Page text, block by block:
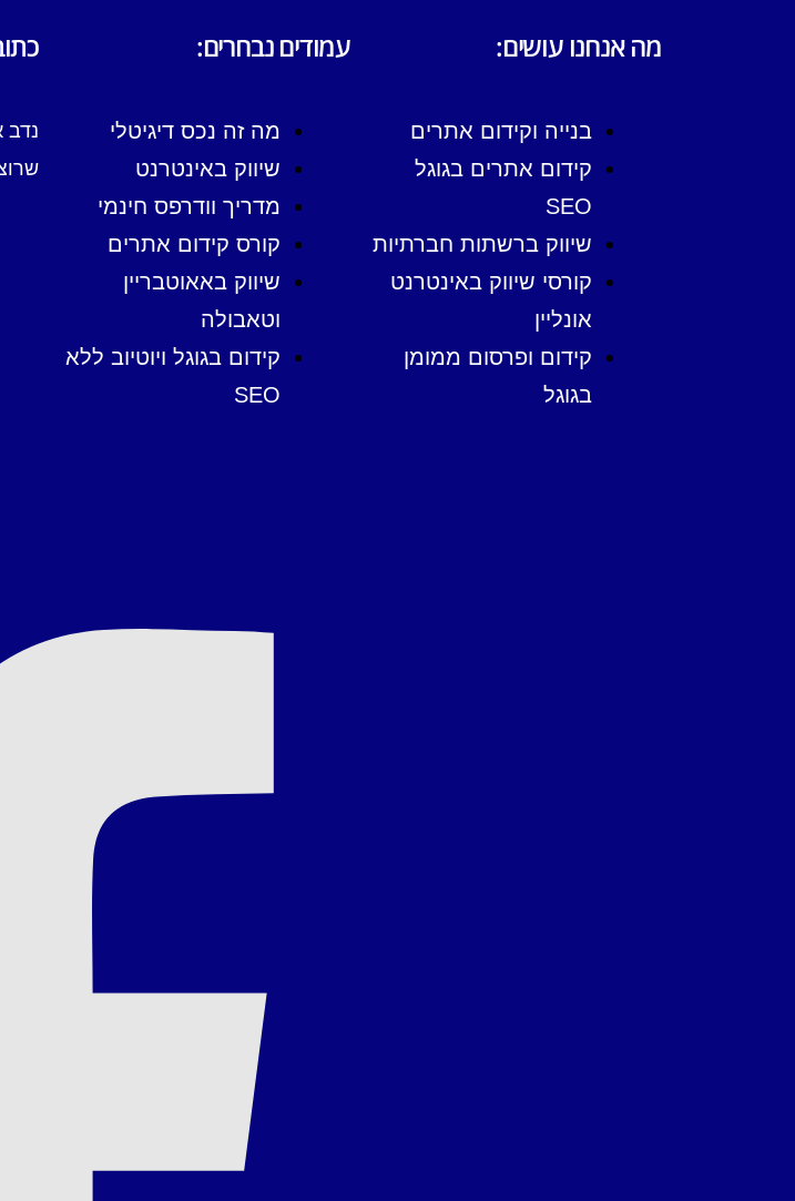
מה אנחנו עושים:
בנייה וקידום אתרים
קידום אתרים בגוגל
SEO
שיווק ברשתות חברתיות
קורסי שיווק באינטרנט
אונליין
קידום ופרסום ממומן
בגוגל
עמודים נבחרים:
מה זה נכס דיגיטלי
שיווק באינטרנט
מדריך וודרפס חינמי
קורס קידום אתרים
שיווק באאוטבריין
וטאבולה
קידום בגוגל ויוטיוב ללא
SEO
נדב